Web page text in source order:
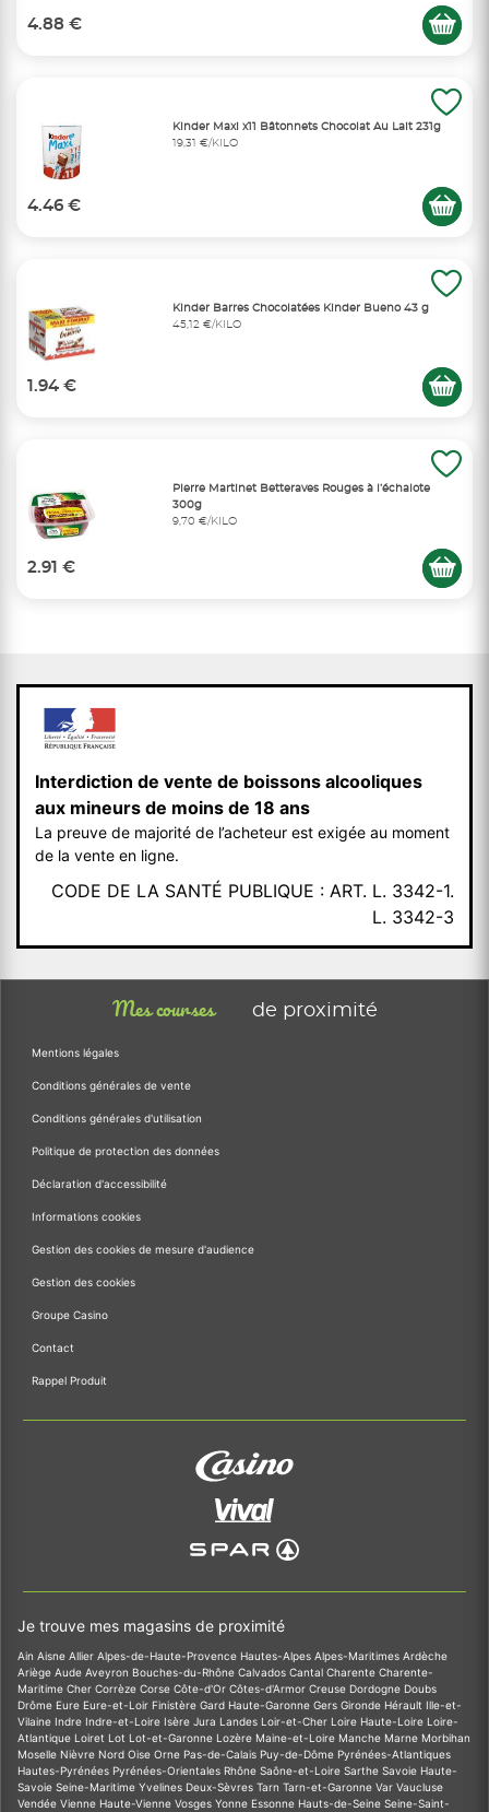
4.88 €
Kinder Maxi x11 Bâtonnets Chocolat Au Lait 231g
19,31 €/KILO
4.46 €
Kinder Barres Chocolatées Kinder Bueno 43 g
45,12 €/KILO
1.94 €
Pierre Martinet Betteraves Rouges à l’échalote
300g
9,70 €/KILO
2.91 €
Interdiction de vente de boissons alcooliques
aux mineurs de moins de 18 ans
La preuve de majorité de l’acheteur est exigée au moment
de la vente en ligne.
CODE DE LA SANTÉ PUBLIQUE : ART. L. 3342-1.
L. 3342-3
Mes courses de proximité
Mentions légales
Conditions générales de vente
Conditions générales d'utilisation
Politique de protection des données
Déclaration d'accessibilité
Informations cookies
Gestion des cookies de mesure d'audience
Gestion des cookies
Groupe Casino
Contact
Rappel Produit
Je trouve mes magasins de proximité
Ain Aisne Allier Alpes-de-Haute-Provence Hautes-Alpes Alpes-Maritimes Ardèche
Ariège Aude Aveyron Bouches-du-Rhône Calvados Cantal Charente Charente-
Maritime Cher Corrèze Corse Côte-d'Or Côtes-d'Armor Creuse Dordogne Doubs
Drôme Eure Eure-et-Loir Finistère Gard Haute-Garonne Gers Gironde Hérault Ille-et-
Vilaine Indre Indre-et-Loire Isère Jura Landes Loir-et-Cher Loire Haute-Loire Loire-
Atlantique Loiret Lot Lot-et-Garonne Lozère Maine-et-Loire Manche Marne Morbihan
Moselle Nièvre Nord Oise Orne Pas-de-Calais Puy-de-Dôme Pyrénées-Atlantiques
Hautes-Pyrénées Pyrénées-Orientales Rhône Saône-et-Loire Sarthe Savoie Haute-
Savoie Seine-Maritime Yvelines Deux-Sèvres Tarn Tarn-et-Garonne Var Vaucluse
Vendée Vienne Haute-Vienne Vosges Yonne Essonne Hauts-de-Seine Seine-Saint-